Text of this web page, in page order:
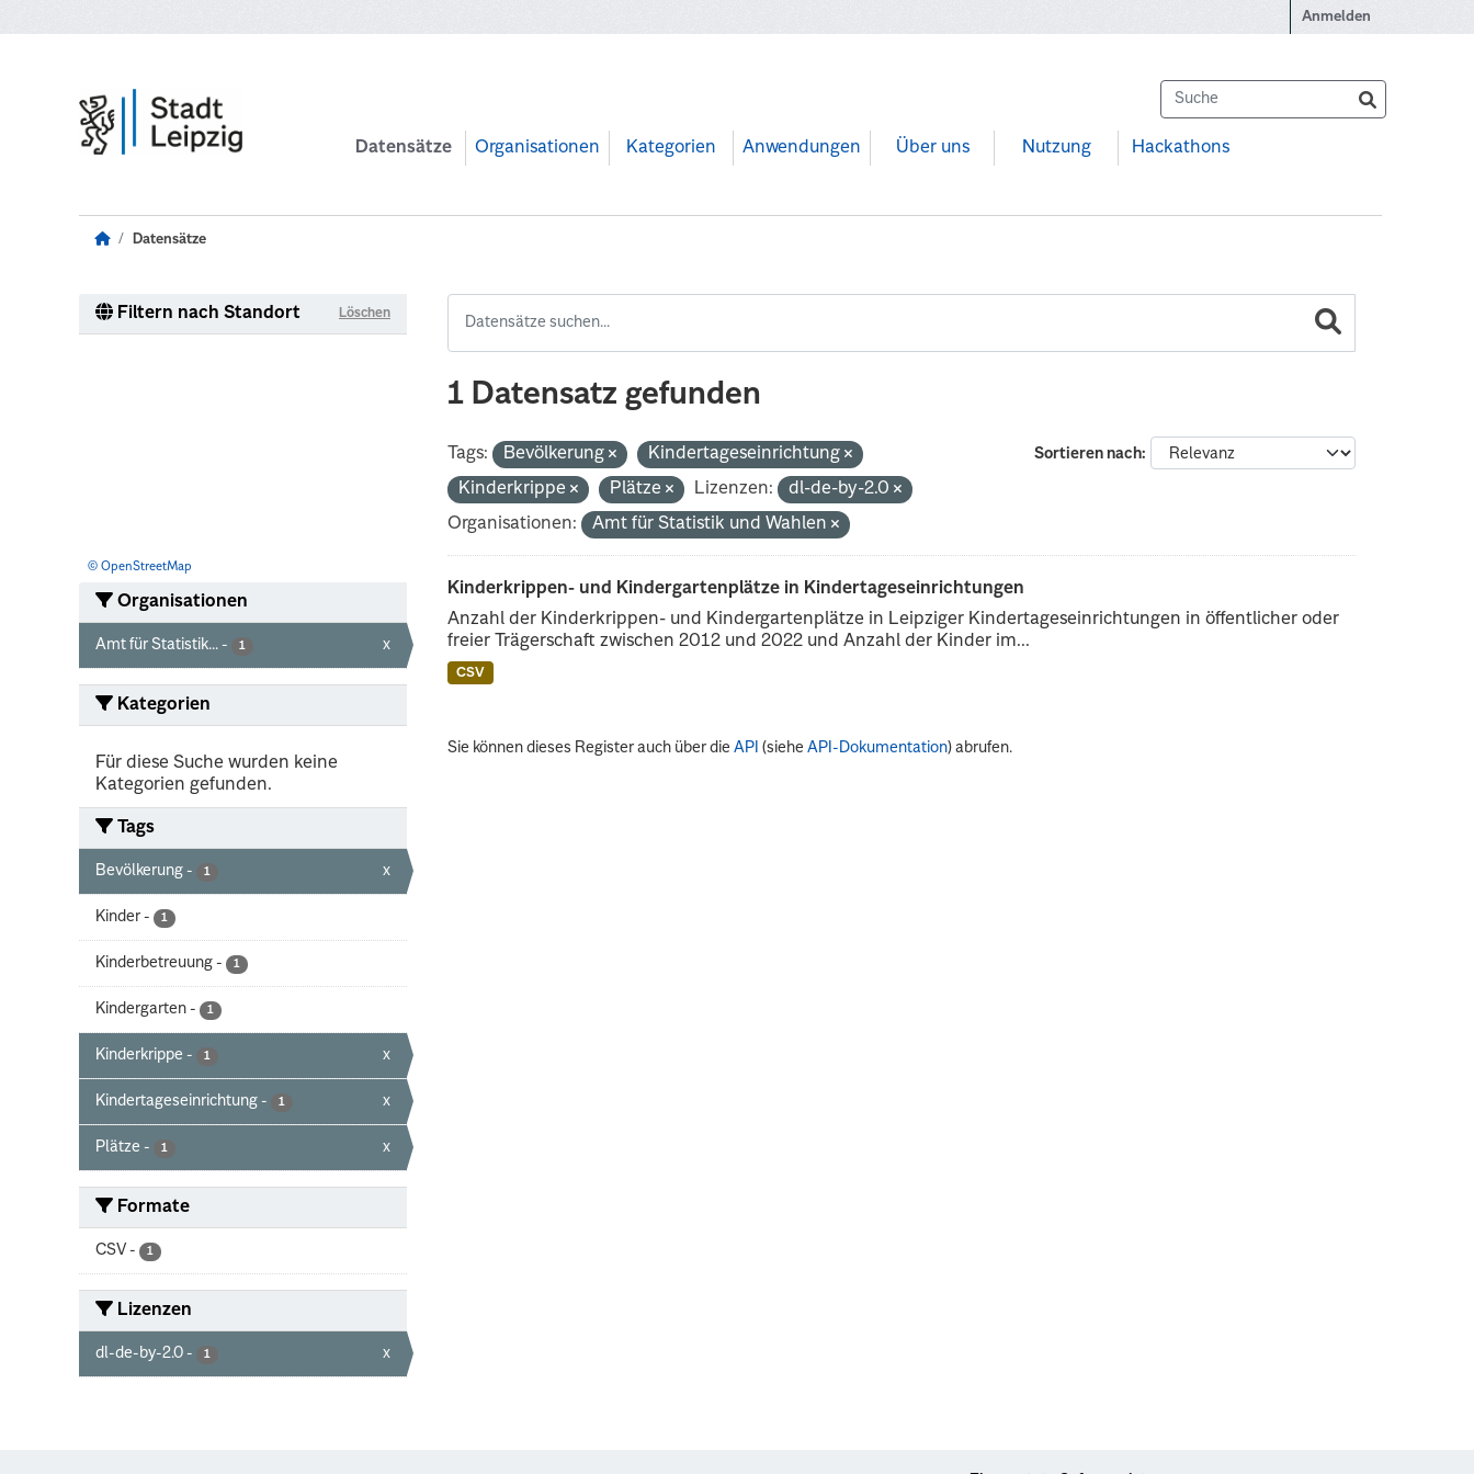
Anmelden
Datensätze Organisationen Kategorien Anwendungen Über uns Nutzung Hackathons
Datensätze
Filtern nach Standort Löschen
© OpenStreetMap
Organisationen
Amt für Statistik... - 1 x
Kategorien
Für diese Suche wurden keine
Kategorien gefunden.
Tags
Bevölkerung - 1 x
Kinder - 1
Kinderbetreuung - 1
Kindergarten - 1
Kinderkrippe - 1 x
Kindertageseinrichtung - 1 x
Plätze - 1 x
Formate
CSV - 1
Lizenzen
dl-de-by-2.0 - 1 x
1 Datensatz gefunden
Sortieren nach
Tags: Bevölkerung
Kindertageseinrichtung
Kinderkrippe
Plätze Lizenzen:
dl-de-by-2.0
Organisationen:
Amt für Statistik und Wahlen
Kinderkrippen- und Kindergartenplätze in Kindertageseinrichtungen
Anzahl der Kinderkrippen- und Kindergartenplätze in Leipziger Kindertageseinrichtungen in öffentlicher oder
freier Trägerschaft zwischen 2012 und 2022 und Anzahl der Kinder im...
CSV
Sie können dieses Register auch über dieAPI (sieheAPI-Dokumentation) abrufen.